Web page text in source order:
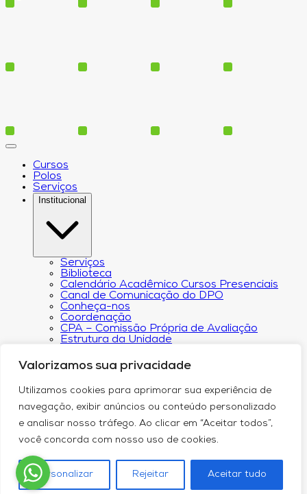
Valorizamos sua privacidade
Utilizamos cookies para aprimorar sua experiência de
navegação, exibir anúncios ou conteúdo personalizado
e analisar nosso tráfego. Ao clicar em “Aceitar todos”,
você concorda com nosso uso de cookies.
Personalizar Rejeitar Aceitar tudo
Cursos
Polos
Serviços
Institucional
Serviços
Biblioteca
Calendário Acadêmico Cursos Presenciais
Canal de Comunicação do DPO
Conheça-nos
Coordenação
CPA – Comissão Própria de Avaliação
Estrutura da Unidade
Programa de Iniciação Científica
Núcleo de Apoio Psicopedagógico
Regimento
Responsabilidade Social
Núcleo de Atendimento ao Egresso
Plano de Desenvolvimento Institucional (PDI))
Revista Científica Intelleto
Transparência Financeira e Resultados do
Relatório de Transparência Salarial
Política de Privacidade
Blog